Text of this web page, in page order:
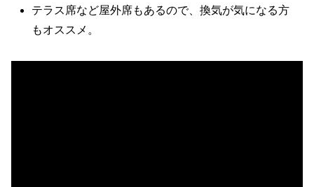
テラス席など屋外席もあるので、換気が気になる方
もオススメ。